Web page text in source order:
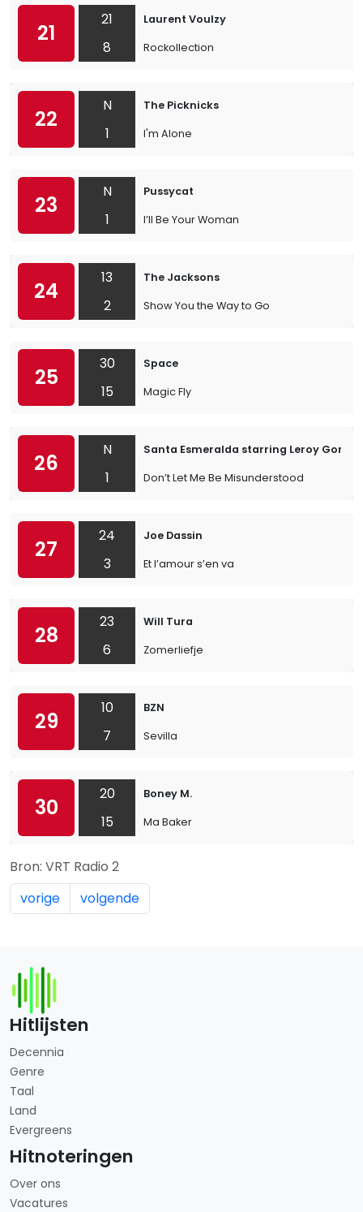
21
21
8
Laurent Voulzy
Rockollection
22
N
1
The Picknicks
I'm Alone
23
N
1
Pussycat
I’ll Be Your Woman
24
13
2
The Jacksons
Show You the Way to Go
25
30
15
Space
Magic Fly
26
N
1
Santa Esmeralda starring Leroy Gomez
Don’t Let Me Be Misunderstood
27
24
3
Joe Dassin
Et l’amour s’en va
28
23
6
Will Tura
Zomerliefje
29
10
7
BZN
Sevilla
30
20
15
Boney M.
Ma Baker
Bron: VRT Radio 2
vorige
volgende
Hitlijsten
Decennia
Genre
Taal
Land
Evergreens
Hitnoteringen
Over ons
Vacatures